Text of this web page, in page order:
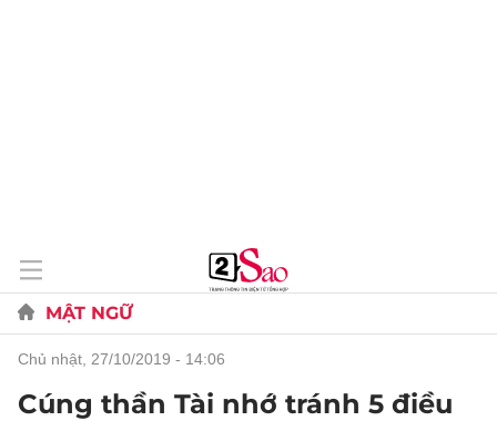
MẬT NGỮ
chủ nhật, 27/10/2019 - 14:06
Cúng thần Tài nhớ tránh 5 điều